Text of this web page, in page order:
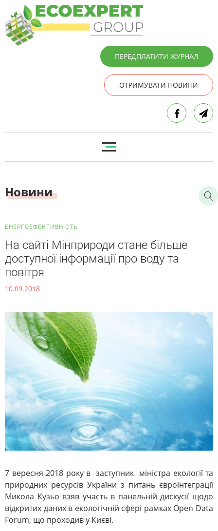
ПЕРЕДПЛАТИТИ ЖУРНАЛ
ОТРИМУВАТИ НОВИНИ
Новини
ЕНЕРГОЕФЕКТИВНІСТЬ
На сайті Мінприроди стане більше
доступної інформації про воду та
повітря
10.09.2018
7 вересня 2018 року в заступник міністра екології та
природних ресурсів України з питань євроінтеграції
Микола Кузьо взяв участь в панельній дискусії щодо
відкритих даних в екологічній сфері рамках Open Data
Forum, що проходив у Києві.